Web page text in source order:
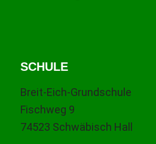
SCHULE
Breit-Eich-Grundschule
Fischweg 9
74523 Schwäbisch Hall